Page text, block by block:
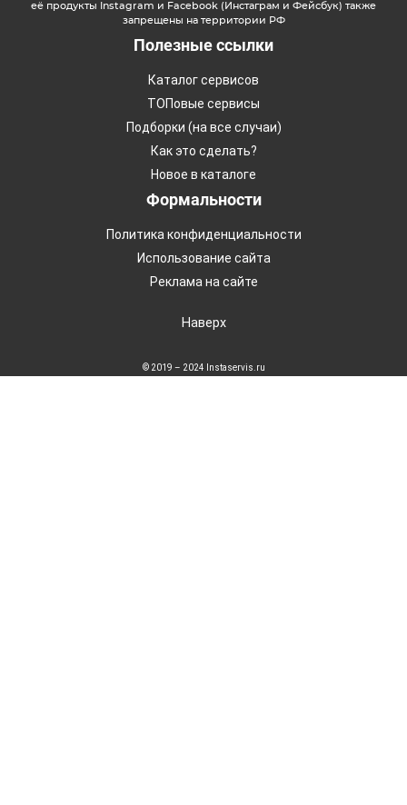
её продукты Instagram и Facebook (Инстаграм и Фейсбук) также
запрещены на территории РФ
Полезные ссылки
Каталог сервисов
ТОПовые сервисы
Подборки (на все случаи)
Как это сделать?
Новое в каталоге
Формальности
Политика конфиденциальности
Использование сайта
Реклама на сайте
Наверх
© 2019 – 2024 Instaservis.ru